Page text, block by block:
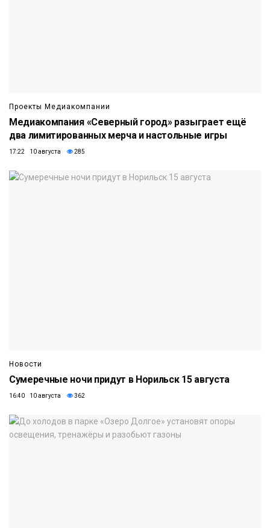
Проекты Медиакомпании
Медиакомпания «Северный город» разыграет ещё
два лимитированных мерча и настольные игры
17:22 10 августа 285
Новости
Сумеречные ночи придут в Норильск 15 августа
16:40 10 августа 362